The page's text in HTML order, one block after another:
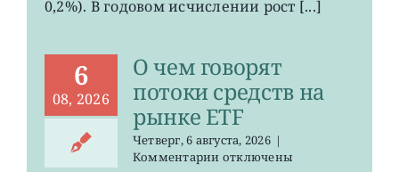
0,2%). В годовом исчислении рост [...]
6
08, 2026
О чем говорят
потоки средств на
рынке ETF
Четверг, 6 августа, 2026 |
Комментариикотключены